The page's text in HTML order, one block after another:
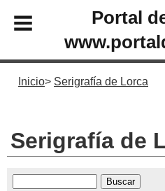
Portal
Inicio Serigrafía de Lorca
Serigrafía de